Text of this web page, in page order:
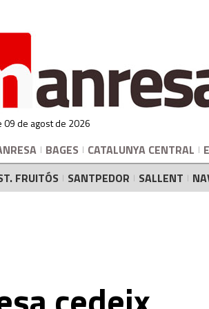
09 de agost de 2026
BAGES CATALUNYA CENTRAL
FRUITÓS SANTPEDOR SALLENT